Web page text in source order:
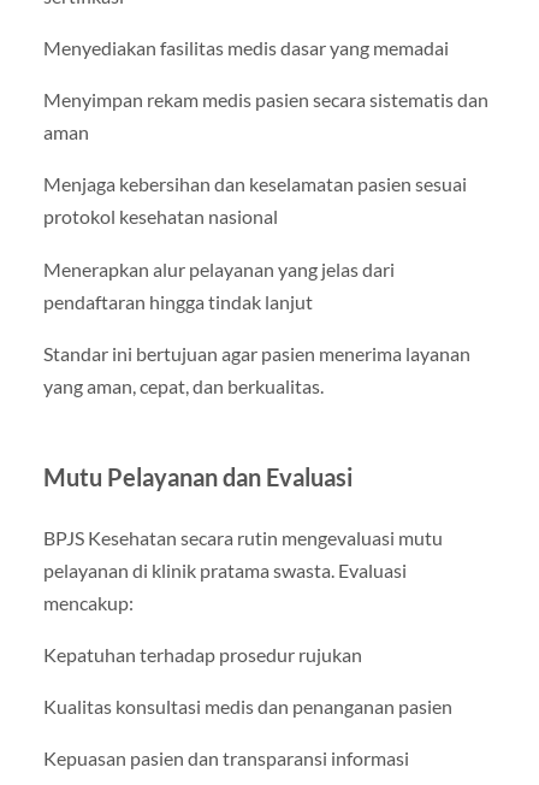
Menyediakan fasilitas medis dasar yang memadai
Menyimpan rekam medis pasien secara sistematis dan
aman
Menjaga kebersihan dan keselamatan pasien sesuai
protokol kesehatan nasional
Menerapkan alur pelayanan yang jelas dari
pendaftaran hingga tindak lanjut
Standar ini bertujuan agar pasien menerima layanan
yang aman, cepat, dan berkualitas.
Mutu Pelayanan dan Evaluasi
BPJS Kesehatan secara rutin mengevaluasi mutu
pelayanan di klinik pratama swasta. Evaluasi
mencakup:
Kepatuhan terhadap prosedur rujukan
Kualitas konsultasi medis dan penanganan pasien
Kepuasan pasien dan transparansi informasi